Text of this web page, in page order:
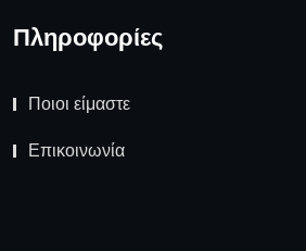
Πληροφορίες
Ποιοι είμαστε
Επικοινωνία